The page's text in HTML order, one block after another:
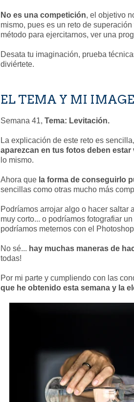
No es una competición, el objetivo
mismo, pues es un reto de
método para ejercitarnos, ver una
Desata tu imaginación, prueba
diviértete.
EL TEMA Y MI
Semana 41, Tema: Levitación.
La explicación de este reto es sencilla,
aparezcan en tus fotos deben
lo mismo.
Ahora que la forma de conseguirlo
sencillas como otras mucho más
Podríamos arrojar algo o hacer saltar
muy corto... o podríamos fotografiar
podríamos meternos con el
No sé... hay muchas maneras de
todas!
Por mi parte y cumpliendo con las
que he obtenido esta semana y la